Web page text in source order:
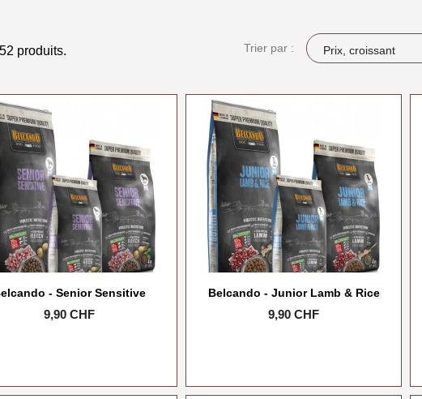
produits. Trier par : Prix, croissant
- Senior Sensitive
Prix
9,90 CHF
Belcando - Junior Lamb & Rice
Prix
9,90 CHF